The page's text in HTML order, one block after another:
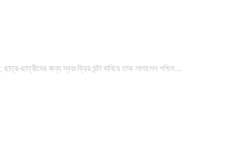
ছাত্রীদের জন্য স্বয়ংক্রিয় ঘন্টা বানিয়ে তাক লাগালেন পশ্চিম...